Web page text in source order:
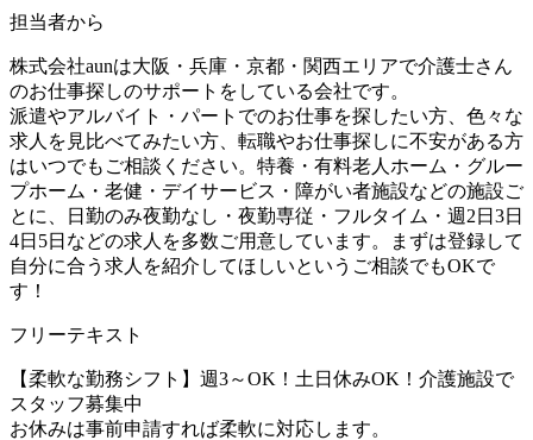
担当者から
株式会社aunは大阪・兵庫・京都・関西エリアで介護士さん
のお仕事探しのサポートをしている会社です。
派遣やアルバイト・パートでのお仕事を探したい方、色々な
求人を見比べてみたい方、転職やお仕事探しに不安がある方
はいつでもご相談ください。特養・有料老人ホーム・グルー
プホーム・老健・デイサービス・障がい者施設などの施設ご
とに、日勤のみ夜勤なし・夜勤専従・フルタイム・週2日3日
4日5日などの求人を多数ご用意しています。まずは登録して
自分に合う求人を紹介してほしいというご相談でもOKで
す！
フリーテキスト
【柔軟な勤務シフト】週3～OK！土日休みOK！介護施設で
スタッフ募集中
お休みは事前申請すれば柔軟に対応します。